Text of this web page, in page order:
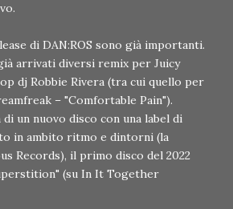
di DAN:ROS sono già importanti.
arrivati diversi remix per Juicy
dj Robbie Rivera (tra cui quello per
– "Comfortable Pain").
un nuovo disco con una label di
in ambito ritmo e dintorni (la
Records), il primo disco del 2022
(su In It Together